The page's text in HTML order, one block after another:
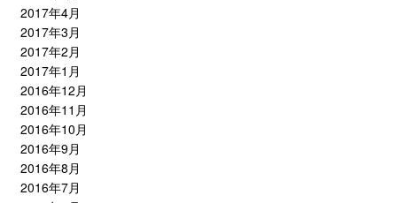
2017年4月
2017年3月
2017年2月
2017年1月
2016年12月
2016年11月
2016年10月
2016年9月
2016年8月
2016年7月